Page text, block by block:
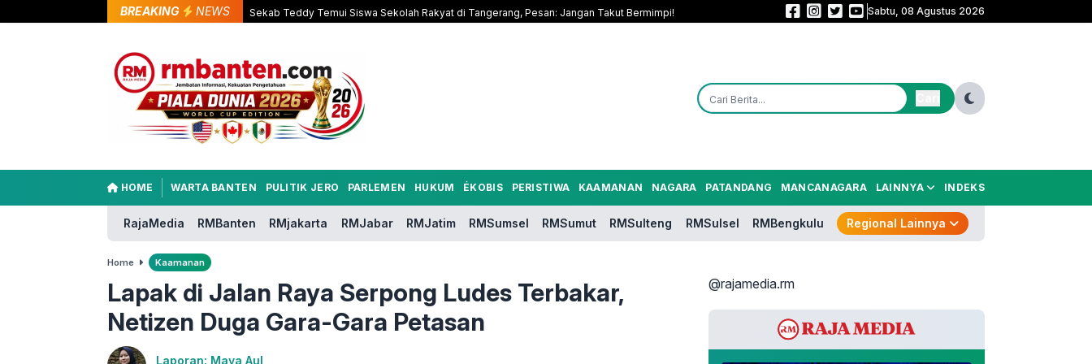
BREAKING NEWS Sekab Teddy Temui Siswa Sekolah Rakyat di Tangerang, Pesan: Jangan Takut Bermimpi! Sekolah Rakyat Rintisan Hadir di Curug, 400 Anak Jalanan Dibidik Kembali
Sabtu, 08 Agustus 2026
HOME WARTA BANTEN PULITIK JERO PARLEMEN HUKUM ÉKOBIS PERISTIWA KAAMANAN NAGARA PATANDANG MANCANAGARA LAINNYA INDEKS
RajaMedia RMBanten RMjakarta RMJabar RMJatim RMSumsel RMSumut RMSulteng RMSulsel RMBengkulu Regional Lainnya
Home Kaamanan
Lapak di Jalan Raya Serpong Ludes Terbakar,
Netizen Duga Gara-Gara Petasan
Laporan: Maya Aul
@rajamedia.rm